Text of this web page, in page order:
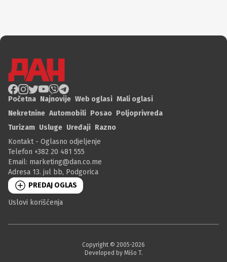
Početna Najnovije Web oglasi Mali oglasi
Nekretnine Automobili Posao Poljoprivreda
Turizam Usluge Uređaji Razno
Kontakt - Oglasno odjeljenje
Telefon +382 20 481 555
Email: marketing@dan.co.me
Adresa 13. jul bb, Podgorica
PREDAJ OGLAS
Uslovi korišćenja
Copyright © 2005-2026
Developed by Mišo T.